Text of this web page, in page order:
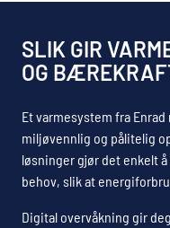
SLIK GIR
OG
Et varmesystem fra
miljøvennlig og pålitelig
løsninger gjør det enkelt
behov, slik at
Digital overvåkning gir